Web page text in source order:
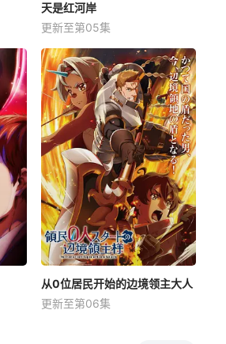
天是红河岸
更新至第05集
从0位居民开始的边境领主大人
更新至第06集